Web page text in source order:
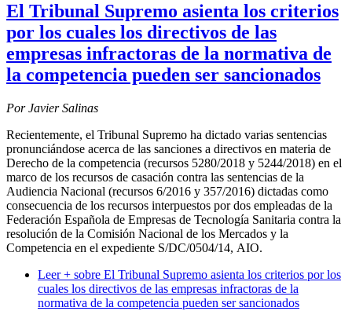
El Tribunal Supremo asienta los criterios
por los cuales los directivos de las
empresas infractoras de la normativa de
la competencia pueden ser sancionados
Por Javier Salinas
Recientemente, el Tribunal Supremo ha dictado varias sentencias
pronunciándose acerca de las sanciones a directivos en materia de
Derecho de la competencia (recursos 5280/2018 y 5244/2018) en el
marco de los recursos de casación contra las sentencias de la
Audiencia Nacional (recursos 6/2016 y 357/2016) dictadas como
consecuencia de los recursos interpuestos por dos empleadas de la
Federación Española de Empresas de Tecnología Sanitaria contra la
resolución de la Comisión Nacional de los Mercados y la
Competencia en el expediente S/DC/0504/14, AIO.
Leer + sobre El Tribunal Supremo asienta los criterios por los
cuales los directivos de las empresas infractoras de la
normativa de la competencia pueden ser sancionados